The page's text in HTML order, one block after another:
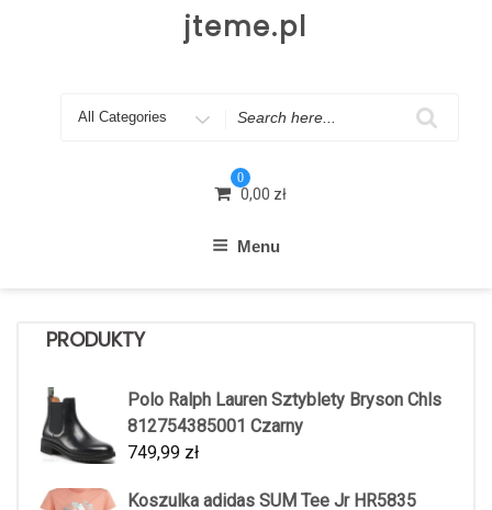
jteme.pl
Search
0
0,00 zł
Menu
PRODUKTY
Polo Ralph Lauren Sztyblety Bryson Chls
812754385001 Czarny
749,99 zł
Koszulka adidas SUM Tee Jr HR5835